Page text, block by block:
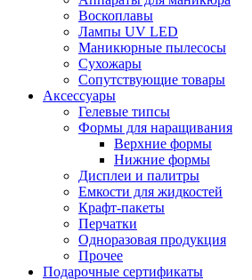
Воскоплавы
Лампы UV LED
Маникюрные пылесосы
Сухожары
Сопутствующие товары
Аксессуары
Гелевые типсы
Формы для наращивания
Верхние формы
Нижние формы
Дисплеи и палитры
Емкости для жидкостей
Крафт-пакеты
Перчатки
Одноразовая продукция
Прочее
Подарочные сертификаты